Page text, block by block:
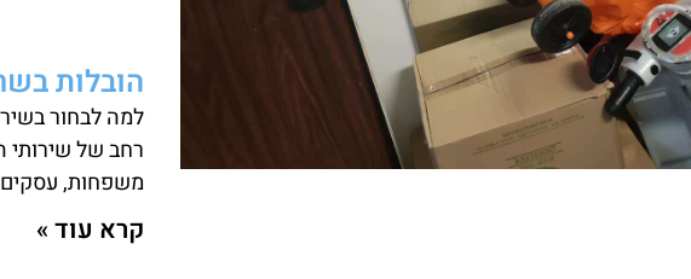
הובלות
למה לבחור
רחב של שירותי
משפחות,
קרא עוד »